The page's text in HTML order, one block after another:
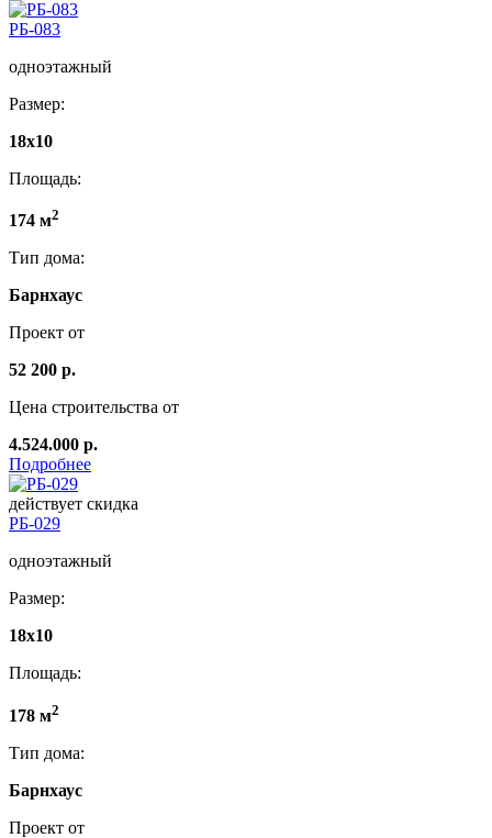
РБ-083
одноэтажный
Размер:
18x10
Площадь:
174 м2
Тип дома:
Барнхаус
Проект от
52 200 р.
Цена строительства от
4.524.000 р.
Подробнее
действует скидка
РБ-029
одноэтажный
Размер:
18x10
Площадь:
178 м2
Тип дома:
Барнхаус
Проект от